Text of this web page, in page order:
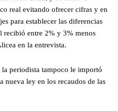
real evitando ofrecer cifras y en
para establecer las diferencias
recibió entre 2% y 3% menos
en la entrevista.
periodista tampoco le importó
nueva ley en los recaudos de las